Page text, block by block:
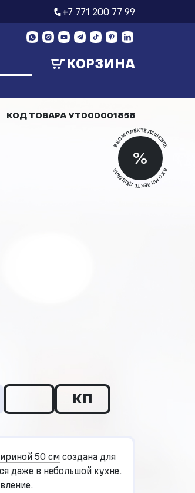
+7 771 200 77 99
КОРЗИНА
%
В КОМПЛЕКТЕ ДЕШЕВЛЕ
В КОМПЛЕКТЕ ДЕШЕВЛЕ
КОД ТОВАРАУТ000001858
КП
50 смсоздана для
даже в небольшой кухне.